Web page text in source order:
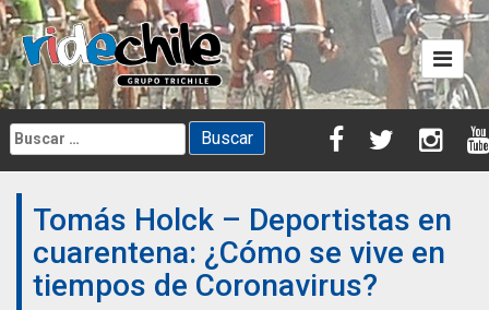
Skip
to
content
Buscar:
Tomás Holck – Deportistas en
cuarentena: ¿Cómo se vive en
tiempos de Coronavirus?